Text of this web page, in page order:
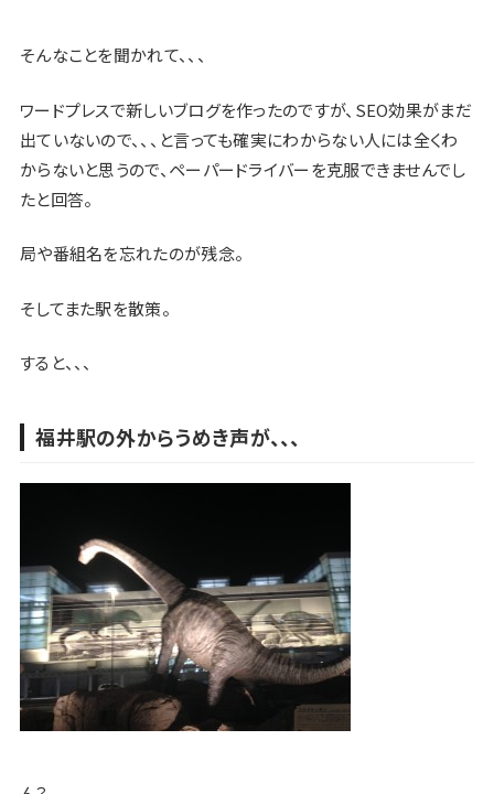
そんなことを聞かれて、、、
ワードプレスで新しいブログを作ったのですが、SEO効果がまだ
出ていないので、、、と言っても確実にわからない人には全くわ
からないと思うので、ペーパードライバーを克服できませんでし
たと回答。
局や番組名を忘れたのが残念。
そしてまた駅を散策。
すると、、、
福井駅の外からうめき声が、、、